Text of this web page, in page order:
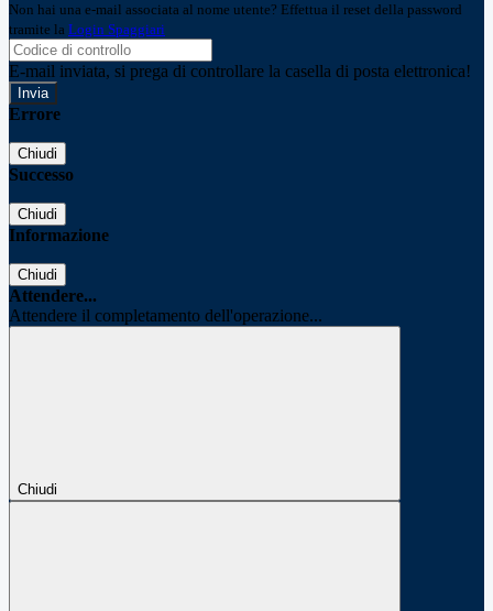
Non hai una e-mail associata al nome utente? Effettua il reset della password
tramite la Login Spaggiari
E-mail inviata, si prega di controllare la casella di posta elettronica!
Errore
Chiudi
Successo
Chiudi
Informazione
Chiudi
Attendere...
Attendere il completamento dell'operazione...
Chiudi